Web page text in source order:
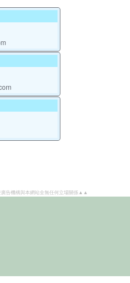
告機構與本網站全無任何立場關係▲▲